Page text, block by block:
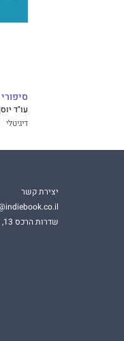
עו"ד
דיגיטלי
יצירת קשר
שדרות הרכס 13, מודיעין